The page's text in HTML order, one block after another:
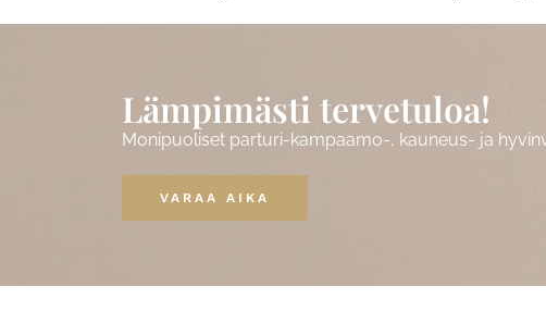
Lämpimästi tervetuloa!
Monipuoliset parturi-kampaamo-, kauneus- ja
VARAA AIKA